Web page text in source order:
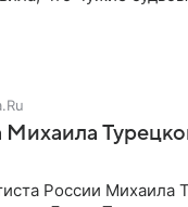
России Михаила